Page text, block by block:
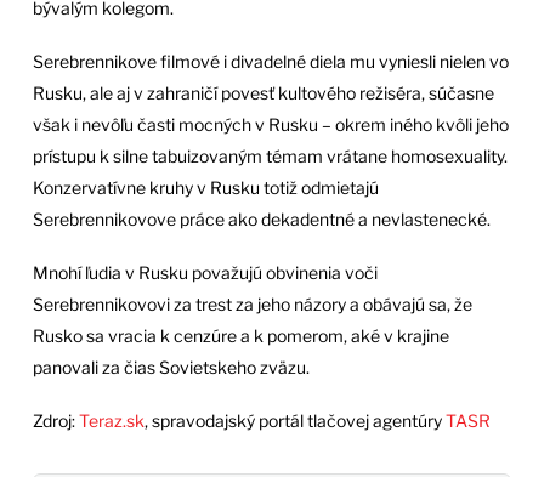
bývalým kolegom.
Serebrennikove filmové i divadelné diela mu vyniesli nielen vo
Rusku, ale aj v zahraničí povesť kultového režiséra, súčasne
však i nevôľu časti mocných v Rusku – okrem iného kvôli jeho
prístupu k silne tabuizovaným témam vrátane homosexuality.
Konzervatívne kruhy v Rusku totiž odmietajú
Serebrennikovove práce ako dekadentné a nevlastenecké.
Mnohí ľudia v Rusku považujú obvinenia voči
Serebrennikovovi za trest za jeho názory a obávajú sa, že
Rusko sa vracia k cenzúre a k pomerom, aké v krajine
panovali za čias Sovietskeho zväzu.
Zdroj:Teraz.sk, spravodajský portál tlačovej agentúryTASR